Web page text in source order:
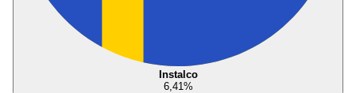
Instalco
6,41%